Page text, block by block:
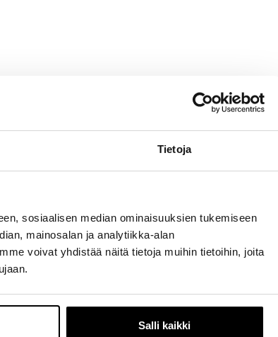
Tietoja
sosiaalisen median ominaisuuksien tukemiseen
mainosalan ja analytiikka-alan
voivat yhdistää näitä tietoja muihin tietoihin, joita
Salli kaikki